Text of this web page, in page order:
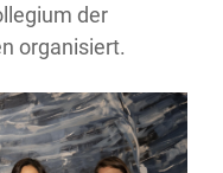
der
organisiert.